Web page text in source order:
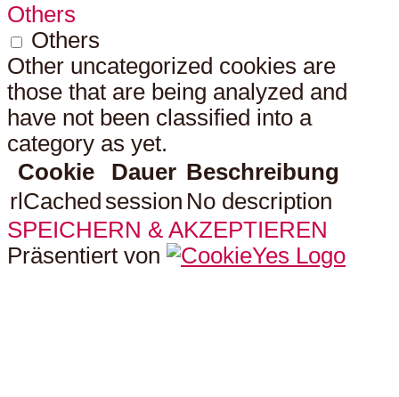
Others
Others
Other uncategorized cookies are
those that are being analyzed and
have not been classified into a
category as yet.
Cookie
Dauer Beschreibung
rlCached session No description
SPEICHERN & AKZEPTIEREN
Präsentiert von